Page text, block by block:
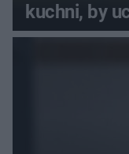
kuchni, by